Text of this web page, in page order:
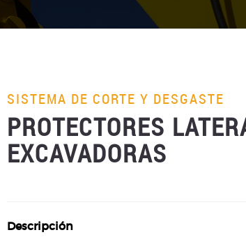
SISTEMA DE CORTE Y DESGASTE
PROTECTORES
EXCAVADORAS
Descripción